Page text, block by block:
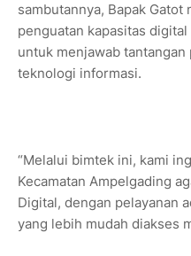
sambutannya, Bapak Gatot
penguatan kapasitas
untuk menjawab
teknologi informasi.
“Melalui bimtek ini, kami
Kecamatan Ampelgading
Digital, dengan pelayanan
yang lebih mudah diakses